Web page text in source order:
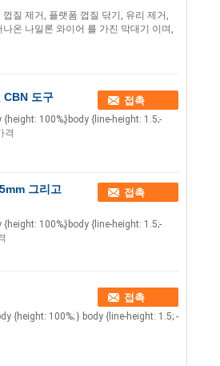
질 제거, 플랫폼 껍질 닦기, 유리 제거,
온 나일론 와이어 를 가진 막대기 이며,
CBN 도구 접촉
100%;}body {line-height: 1.5;-
격
그리고
접촉
100%;}body {line-height: 1.5;-
접촉
{height: 100%; } body {line-height: 1.5; -